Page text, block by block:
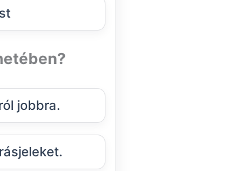
jobbra.